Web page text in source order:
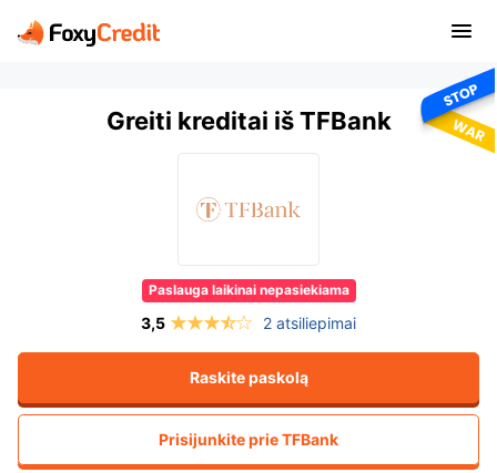
Paslauga laikinai nepasiekiama
Greiti kreditai iš TFBank
2 atsiliepimai
Raskite paskolą
Prisijunkite prieTFBank